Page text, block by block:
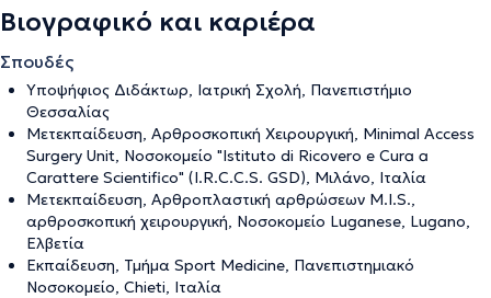
Βιογραφικό και καριέρα
Σπουδές
Υποψήφιος Διδάκτωρ, Ιατρική Σχολή, Πανεπιστήμιο
Θεσσαλίας
Μετεκπαίδευση, Αρθροσκοπική Χειρουργική, Minimal Access
Surgery Unit, Νοσοκομείο "Istituto di Ricovero e Cura a
Carattere Scientifico" (I.R.C.C.S. GSD), Μιλάνο, Ιταλία
Μετεκπαίδευση, Αρθροπλαστική αρθρώσεων M.I.S.,
αρθροσκοπική χειρουργική, Νοσοκομείο Luganese, Lugano,
Ελβετία
Εκπαίδευση, Τμήμα Sport Medicine, Πανεπιστημιακό
Νοσοκομείο, Chieti, Ιταλία